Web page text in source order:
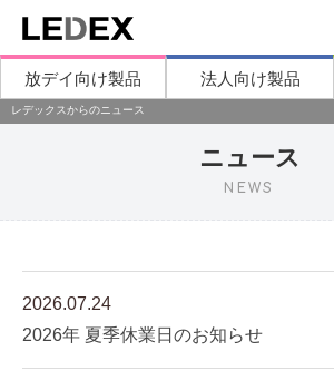
放デイ向け製品 法人向け製品
レデックスからのニュース
ニュース
NEWS
2026.07.24
2026年 夏季休業日のお知らせ